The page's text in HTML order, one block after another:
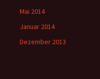
Mai 2014
Januar 2014
Dezember 2013